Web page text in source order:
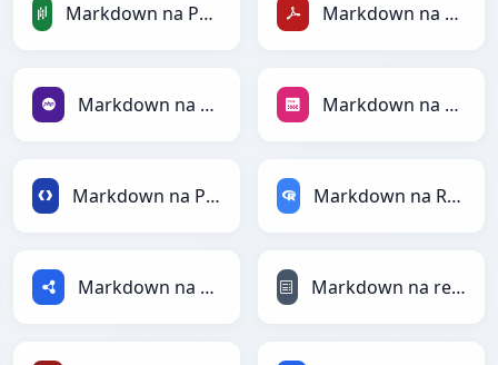
Markdown na PandasDataFrame Markdown na PDF
Markdown na PHP Markdown na PNG
Markdown na Protobuf Markdown na RDataFrame
Markdown na RDF Markdown na reStructuredText